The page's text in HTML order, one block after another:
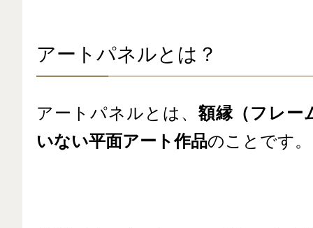
アートパネルとは？
アートパネルとは、額縁（フレー
いない平面アート作品のことです。